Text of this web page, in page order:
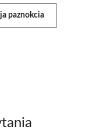
paznokcia